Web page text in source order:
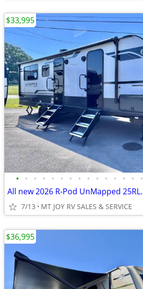
• • • • • • • • • • • • • • •
All new 2026 R-Pod UnMapped 25RL.
7/13 MT JOY RV SALES & SERVICE
$33,995
$36,995